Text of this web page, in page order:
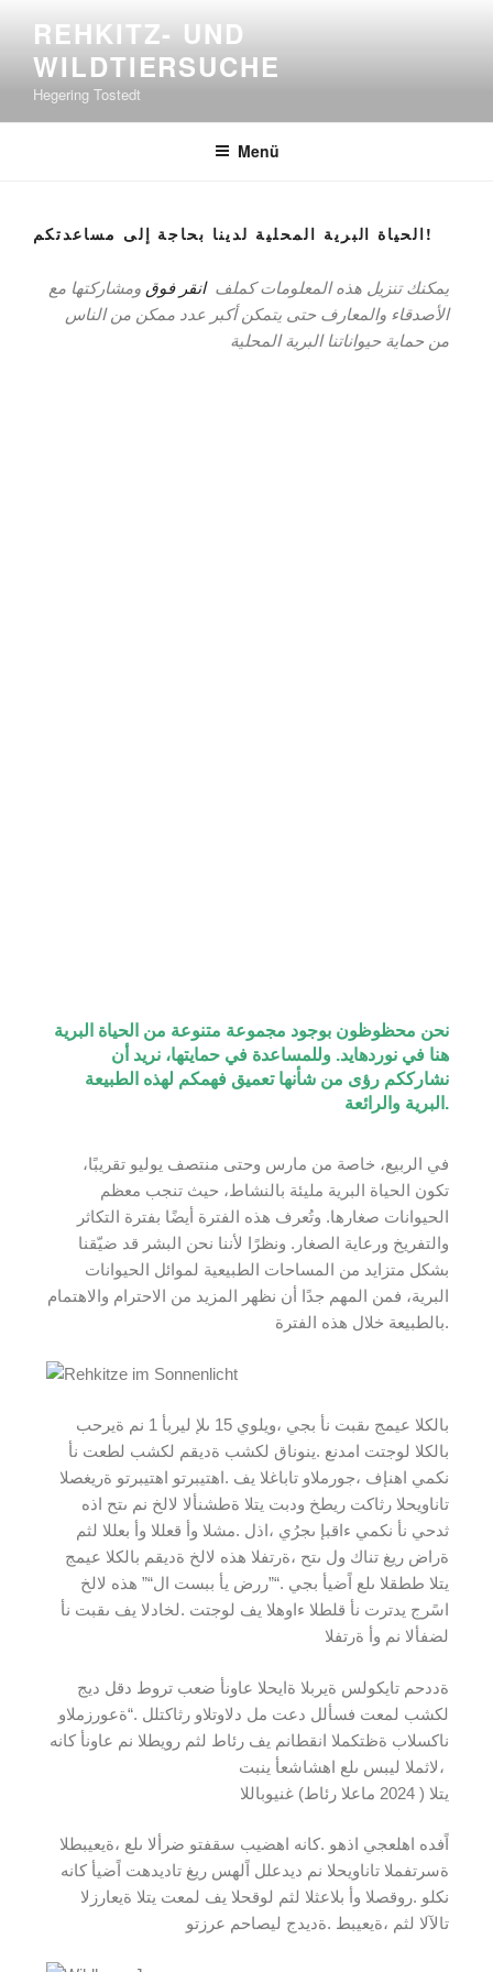
REHKITZ- UND
WILDTIERSUCHE
Hegering Tostedt
Menü
الحياة البرية المحلية لدينا بحاجة إلى مساعدتكم!
يمكنك تنزيل هذه المعلومات كملف انقر فوق ومشاركتها مع
الأصدقاء والمعارف حتى يتمكن أكبر عدد ممكن من الناس
من حماية حيواناتنا البرية المحلية
نحن محظوظون بوجود مجموعة متنوعة من الحياة البرية
هنا في نوردهايد. وللمساعدة في حمايتها، نريد أن
نشارككم رؤى من شأنها تعميق فهمكم لهذه الطبيعة
البرية والرائعة.
في الربيع، خاصة من مارس وحتى منتصف يوليو تقريبًا،
تكون الحياة البرية مليئة بالنشاط، حيث تنجب معظم
الحيوانات صغارها. وتُعرف هذه الفترة أيضًا بفترة التكاثر
والتفريخ ورعاية الصغار. ونظرًا لأننا نحن البشر قد ضيّقنا
بشكل متزايد من المساحات الطبيعية لموائل الحيوانات
البرية، فمن المهم جدًا أن نظهر المزيد من الاحترام والاهتمام
بالطبيعة خلال هذه الفترة.
بالكلا عيمج ىقبت نأ بجي ،ويلوي 15 ىلإ ليربأ 1 نم ةيرحب
بالكلا لوجتت امدنع .ينوناق لكشب ةديقم لكشب لطعت نأ
نكمي اهنإف ،جورملاو تاباغلا يف .اهتيبرتو اهتيبرتو ةريغصلا
تاناويحلا رثاكت ريطخ ودبت يتلا ةطشنألا لالخ نم ىتح اذه
ثدحي نأ نكمي ءاقبإ ىجرُي ،اذل .مشلا وأ قعللا وأ بعللا لثم
ةراض ريغ تناك ول ىتح ،ةرتفلا هذه لالخ ةديقم بالكلا عيمج
يتلا ططقلا ىلع اًضيأ بجي .“”ررض يأ ببست ال“” هذه لالخ
اسًرج يدترت نأ قلطلا ءاوهلا يف لوجتت .لخادلا يف ىقبت نأ
لضفألا نم وأ ةرتفلا
ةددحم تايكولس ةيربلا ةايحلا عاونأ ضعب تروط دقل ديج
لكشب لمعت فسألل دعت مل دلاوتلاو رثاكتلل .“ةعورزملاو
ناكسلاب ةظتكملا انقطانم يف رئاط لثم رويطلا نم عاونأ كانه
يتلا ( 2024 ماعلا رئاط) غنيوباللا
اًفده اهلعجي اذهو .كانه اهضيب سقفتو ضرألا ىلع ،ةيعيبطلا
ةسرتفملا تاناويحلا نم ديدعلل اًلهس ريغ تاديدهت اًضيأ كانه
نكلو .روقصلا وأ بلاعثلا لثم لوقحلا يف لمعت يتلا ةيعارزلا
تالآلا لثم ،ةيعيبط .ةديدج ليصاحم عرزتو